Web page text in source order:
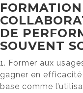
DE
SOUVENT
1. Former aux
gagner en
base comme